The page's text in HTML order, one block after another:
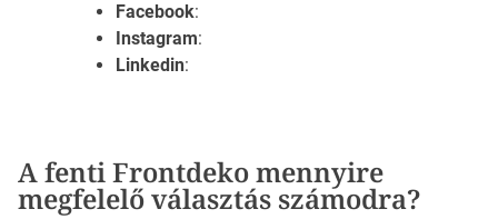
Facebook:
Instagram:
Linkedin:
A fenti Frontdeko mennyire
megfelelő választás számodra?